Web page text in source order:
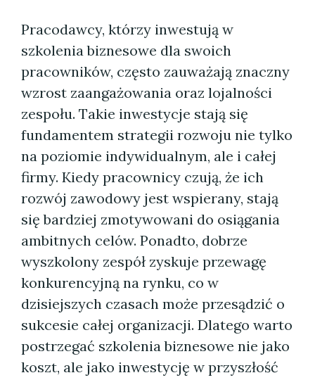
Pracodawcy, którzy inwestują w
szkolenia biznesowe dla swoich
pracowników, często zauważają znaczny
wzrost zaangażowania oraz lojalności
zespołu. Takie inwestycje stają się
fundamentem strategii rozwoju nie tylko
na poziomie indywidualnym, ale i całej
firmy. Kiedy pracownicy czują, że ich
rozwój zawodowy jest wspierany, stają
się bardziej zmotywowani do osiągania
ambitnych celów. Ponadto, dobrze
wyszkolony zespół zyskuje przewagę
konkurencyjną na rynku, co w
dzisiejszych czasach może przesądzić o
sukcesie całej organizacji. Dlatego warto
postrzegać szkolenia biznesowe nie jako
koszt, ale jako inwestycję w przyszłość